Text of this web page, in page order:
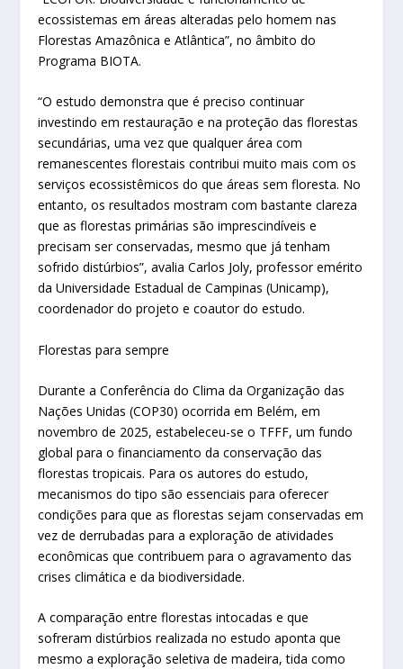
ecossistemas em áreas alteradas pelo homem nas
Florestas Amazônica e Atlântica”, no âmbito do
Programa BIOTA.
“O estudo demonstra que é preciso continuar
investindo em restauração e na proteção das florestas
secundárias, uma vez que qualquer área com
remanescentes florestais contribui muito mais com os
serviços ecossistêmicos do que áreas sem floresta. No
entanto, os resultados mostram com bastante clareza
que as florestas primárias são imprescindíveis e
precisam ser conservadas, mesmo que já tenham
sofrido distúrbios”, avalia Carlos Joly, professor emérito
da Universidade Estadual de Campinas (Unicamp),
coordenador do projeto e coautor do estudo.
Florestas para sempre
Durante a Conferência do Clima da Organização das
Nações Unidas (COP30) ocorrida em Belém, em
novembro de 2025, estabeleceu-se o TFFF, um fundo
global para o financiamento da conservação das
florestas tropicais. Para os autores do estudo,
mecanismos do tipo são essenciais para oferecer
condições para que as florestas sejam conservadas em
vez de derrubadas para a exploração de atividades
econômicas que contribuem para o agravamento das
crises climática e da biodiversidade.
A comparação entre florestas intocadas e que
sofreram distúrbios realizada no estudo aponta que
mesmo a exploração seletiva de madeira, tida como